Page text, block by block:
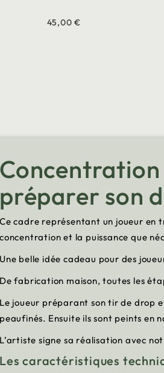
45,00 €
Concentration
préparer son
Ce cadre représentant un joueur en
concentration et la puissance que
Une belle idée cadeau pour des
De fabrication maison, toutes les
Le joueur préparant son tir de drop
peaufinés. Ensuite ils sont peints en
L’artiste signe sa réalisation avec
Les caractéristiques